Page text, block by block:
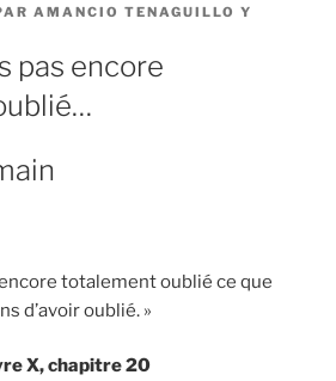
AMANCIO TENAGUILLO Y
pas encore
encore totalement oublié ce que
d’avoir oublié. »
X, chapitre 20